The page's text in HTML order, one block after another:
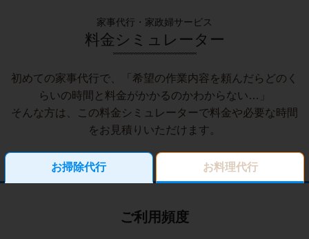
家事代行・家政婦サービス
料金シミュレーター
初めての家事代行で、「希望の作業内容を頼んだらどのく
らいの時間と料金がかかるのかわからない…」
そんな方は、この料金シミュレーターで料金や必要な時間
をお見積りいただけます。
お掃除代行 お料理代行
ご利用頻度